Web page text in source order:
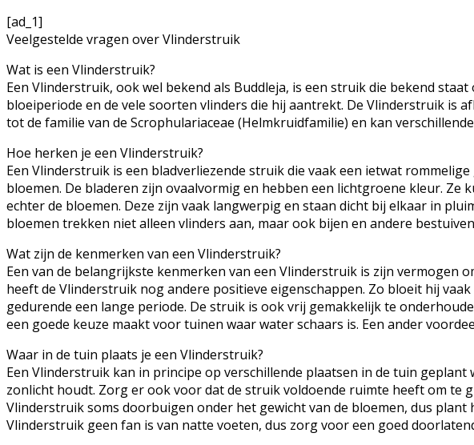
[ad_1]
Veelgestelde vragen over Vlinderstruik
Wat is een Vlinderstruik?
Een Vlinderstruik, ook wel bekend als Buddleja, is een struik die bekend
bloeiperiode en de vele soorten vlinders die hij aantrekt. De Vlinderstruik is
tot de familie van de Scrophulariaceae (Helmkruidfamilie) en kan
Hoe herken je een Vlinderstruik?
Een Vlinderstruik is een bladverliezende struik die vaak een ietwat
bloemen. De bladeren zijn ovaalvormig en hebben een lichtgroene kleur.
echter de bloemen. Deze zijn vaak langwerpig en staan dicht bij elkaar in
bloemen trekken niet alleen vlinders aan, maar ook bijen en andere
Wat zijn de kenmerken van een Vlinderstruik?
Een van de belangrijkste kenmerken van een Vlinderstruik is zijn vermogen
heeft de Vlinderstruik nog andere positieve eigenschappen. Zo bloeit hij
gedurende een lange periode. De struik is ook vrij gemakkelijk te
een goede keuze maakt voor tuinen waar water schaars is. Een ander
Waar in de tuin plaats je een Vlinderstruik?
Een Vlinderstruik kan in principe op verschillende plaatsen in de tuin
zonlicht houdt. Zorg er ook voor dat de struik voldoende ruimte heeft om te
Vlinderstruik soms doorbuigen onder het gewicht van de bloemen, dus
Vlinderstruik geen fan is van natte voeten, dus zorg voor een goed